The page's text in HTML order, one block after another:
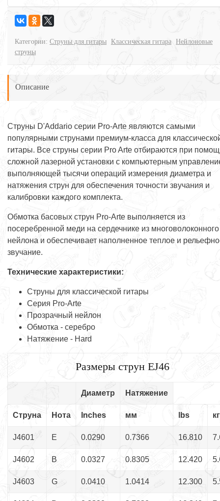
Категории: Струны для гитары Классическая гитара Нейлоновые
струны
Описание
Струны D'Addario серии Pro-Arte являются самыми
популярными струнами премиум-класса для
гитары. Все струны серии Pro Arte отбираются при
сложной лазерной установки с компьютерным
выполняющей тысячи операций измерения диаметра и
натяжения струн для обеспечения точности звучания и
калибровки каждого комплекта.
Обмотка басовых струн Pro-Arte выполняется из
посеребренной меди на сердечнике из многоволоконного
нейлона и обеспечивает наполненное теплое и
звучание.
Технические характеристики:
Струны для классической гитары
Серия Pro-Arte
Прозрачный нейлон
Обмотка - серебро
Натяжение - Hard
Размеры струн EJ46
Диаметр Натяжение
Струна Нота Inches мм lbs кг
J4601 E 0.0290 0.7366 16.810
J4602 B 0.0327 0.8305 12.420
J4603 G 0.0410 1.0414 12.300